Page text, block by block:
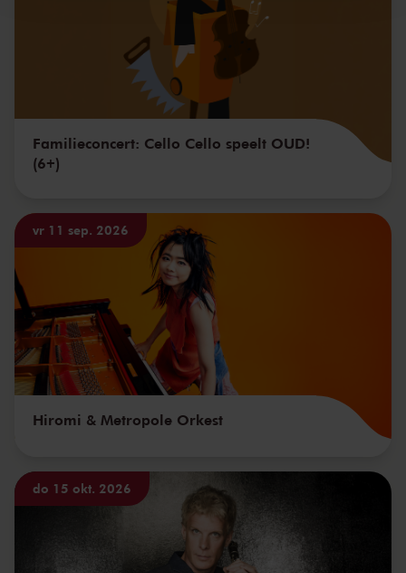
Familieconcert: Cello Cello speelt OUD!
(6+)
vr 11 sep. 2026
Hiromi & Metropole Orkest
do 15 okt. 2026